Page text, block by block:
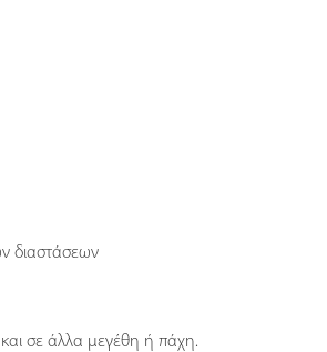
διαστάσεων
σε άλλα μεγέθη ή πάχη.